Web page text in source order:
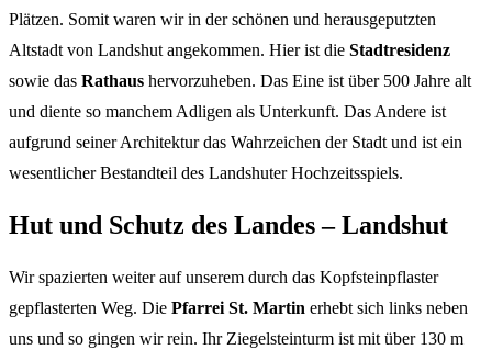
Plätzen. Somit waren wir in der schönen und herausgeputzten
Altstadt von Landshut angekommen. Hier ist die Stadtresidenz
sowie das Rathaus hervorzuheben. Das Eine ist über 500 Jahre alt
und diente so manchem Adligen als Unterkunft. Das Andere ist
aufgrund seiner Architektur das Wahrzeichen der Stadt und ist ein
wesentlicher Bestandteil des Landshuter Hochzeitsspiels.
Hut und Schutz des Landes – Landshut
Wir spazierten weiter auf unserem durch das Kopfsteinpflaster
gepflasterten Weg. Die Pfarrei St. Martin erhebt sich links neben
uns und so gingen wir rein. Ihr Ziegelsteinturm ist mit über 130 m